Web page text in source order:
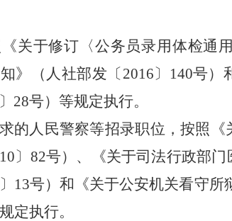
关于修订〈公务员录用体检通
》（人社部发〔 2016〕 140号）
〕 28号）等规定执行。
的人民警察等招录职位，按照《
〕 82号）、《关于司法行政部
〕 13号）和《关于公安机关看守所
定执行。